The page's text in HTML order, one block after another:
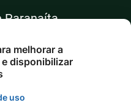
Paranaíta
351, Sala 03
MT
melhorar a
disponibilizar
uso